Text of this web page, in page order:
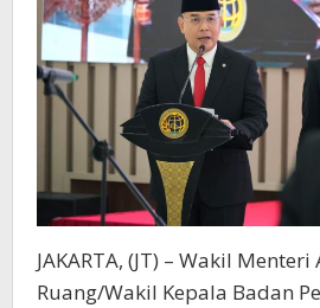
JAKARTA, (JT) – Wakil
Ruang/Wakil Kepala Badan